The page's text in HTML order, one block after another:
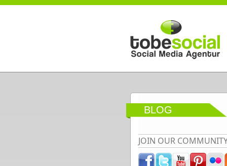
Direkt zum Inhalt
BLOG
JOIN OUR